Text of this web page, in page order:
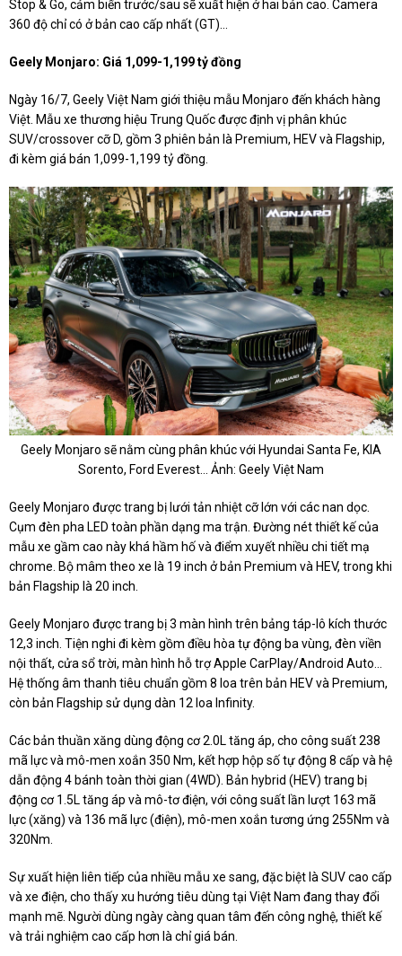
Stop & Go, cảm biến trước/sau sẽ xuất hiện ở hai bản cao. Camera
360 độ chỉ có ở bản cao cấp nhất (GT)...
Geely Monjaro: Giá 1,099-1,199 tỷ đồng
Ngày 16/7, Geely Việt Nam giới thiệu mẫu Monjaro đến khách hàng
Việt. Mẫu xe thương hiệu Trung Quốc được định vị phân khúc
SUV/crossover cỡ D, gồm 3 phiên bản là Premium, HEV và Flagship,
đi kèm giá bán 1,099-1,199 tỷ đồng.
Geely Monjaro sẽ nằm cùng phân khúc với Hyundai Santa Fe, KIA
Sorento, Ford Everest... Ảnh: Geely Việt Nam
Geely Monjaro được trang bị lưới tản nhiệt cỡ lớn với các nan dọc.
Cụm đèn pha LED toàn phần dạng ma trận. Đường nét thiết kế của
mẫu xe gầm cao này khá hầm hố và điểm xuyết nhiều chi tiết mạ
chrome. Bộ mâm theo xe là 19 inch ở bản Premium và HEV, trong khi
bản Flagship là 20 inch.
Geely Monjaro được trang bị 3 màn hình trên bảng táp-lô kích thước
12,3 inch. Tiện nghi đi kèm gồm điều hòa tự động ba vùng, đèn viền
nội thất, cửa sổ trời, màn hình hỗ trợ Apple CarPlay/Android Auto...
Hệ thống âm thanh tiêu chuẩn gồm 8 loa trên bản HEV và Premium,
còn bản Flagship sử dụng dàn 12 loa Infinity.
Các bản thuần xăng dùng động cơ 2.0L tăng áp, cho công suất 238
mã lực và mô-men xoắn 350 Nm, kết hợp hộp số tự động 8 cấp và hệ
dẫn động 4 bánh toàn thời gian (4WD). Bản hybrid (HEV) trang bị
động cơ 1.5L tăng áp và mô-tơ điện, với công suất lần lượt 163 mã
lực (xăng) và 136 mã lực (điện), mô-men xoắn tương ứng 255Nm và
320Nm.
Sự xuất hiện liên tiếp của nhiều mẫu xe sang, đặc biệt là SUV cao cấp
và xe điện, cho thấy xu hướng tiêu dùng tại Việt Nam đang thay đổi
mạnh mẽ. Người dùng ngày càng quan tâm đến công nghệ, thiết kế
và trải nghiệm cao cấp hơn là chỉ giá bán.